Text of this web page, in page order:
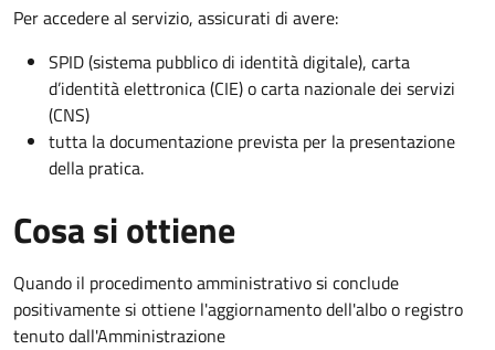
Per accedere al servizio, assicurati di avere:
SPID (sistema pubblico di identità digitale), carta
d’identità elettronica (CIE) o carta nazionale dei servizi
(CNS)
tutta la documentazione prevista per la presentazione
della pratica.
Cosa si ottiene
Quando il procedimento amministrativo si conclude
positivamente si ottiene l'aggiornamento dell'albo o registro
tenuto dall'Amministrazione